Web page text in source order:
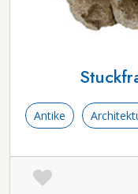
Antike